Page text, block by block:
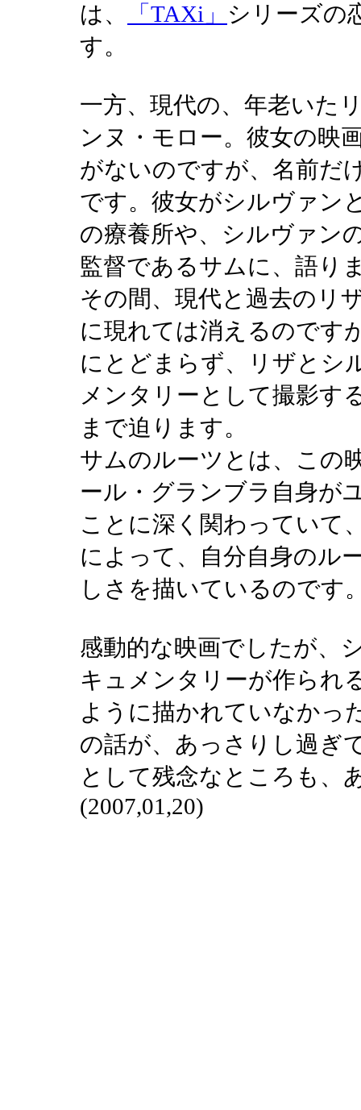
は、
「TAXi」 シリーズの
す。
一方、現代の、年老いた
ンヌ・モロー。彼女の映
がないのですが、名前だ
です。彼女がシルヴァン
の療養所や、シルヴァン
監督であるサムに、語り
その間、現代と過去のリ
に現れては消えるのです
にとどまらず、リザとシ
メンタリーとして撮影す
まで迫ります。
サムのルーツとは、この
ール・グランブラ自身が
ことに深く関わっていて
によって、自分自身のル
しさを描いているのです
感動的な映画でしたが、
キュメンタリーが作られ
ように描かれていなかっ
の話が、あっさりし過ぎ
として残念なところも、
(2007,01,20)